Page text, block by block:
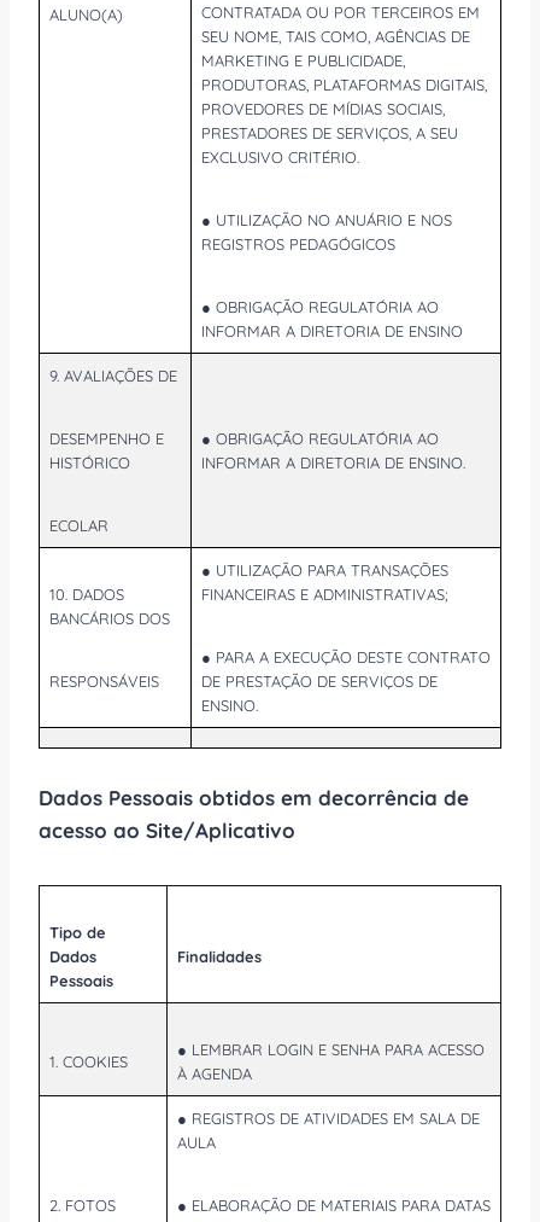
ALUNO(A)
CONTRATADA OU POR TERCEIROS EM
SEU NOME, TAIS COMO, AGÊNCIAS DE
MARKETING E PUBLICIDADE,
PRODUTORAS, PLATAFORMAS DIGITAIS,
PROVEDORES DE MÍDIAS SOCIAIS,
PRESTADORES DE SERVIÇOS, A SEU
EXCLUSIVO CRITÉRIO.
● UTILIZAÇÃO NO ANUÁRIO E NOS
REGISTROS PEDAGÓGICOS
● OBRIGAÇÃO REGULATÓRIA AO
INFORMAR A DIRETORIA DE ENSINO
9. AVALIAÇÕES DE
DESEMPENHO E
HISTÓRICO
ECOLAR
● OBRIGAÇÃO REGULATÓRIA AO
INFORMAR A DIRETORIA DE ENSINO.
10. DADOS
BANCÁRIOS DOS
RESPONSÁVEIS
● UTILIZAÇÃO PARA TRANSAÇÕES
FINANCEIRAS E ADMINISTRATIVAS;
● PARA A EXECUÇÃO DESTE CONTRATO
DE PRESTAÇÃO DE SERVIÇOS DE
ENSINO.
Dados Pessoais obtidos em decorrência de
acesso ao Site/Aplicativo
Tipo de
Dados
Pessoais
Finalidades
1. COOKIES
● LEMBRAR LOGIN E SENHA PARA ACESSO
À AGENDA
2. FOTOS
● REGISTROS DE ATIVIDADES EM SALA DE
AULA
● ELABORAÇÃO DE MATERIAIS PARA DATAS